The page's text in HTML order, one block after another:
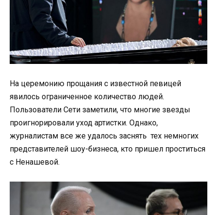
На церемонию прощания с известной певицей
явилось ограниченное количество людей.
Пользователи Сети заметили, что многие звезды
проигнорировали уход артистки. Однако,
журналистам все же удалось заснять тех немногих
представителей шоу-бизнеса, кто пришел проститься
с Ненашевой.